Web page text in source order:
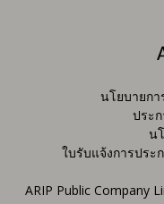
นโยบายก
ประ
น
ใบรับแจ้งการปร
ARIP Public Company